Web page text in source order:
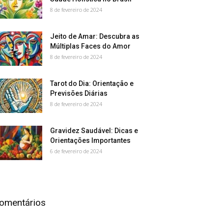
8 de fevereiro de 2024
Jeito de Amar: Descubra as
Múltiplas Faces do Amor
8 de fevereiro de 2024
Tarot do Dia: Orientação e
Previsões Diárias
8 de fevereiro de 2024
Gravidez Saudável: Dicas e
Orientações Importantes
6 de fevereiro de 2024